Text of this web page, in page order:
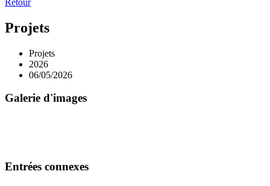
Projets
Projets
2026
06/05/2026
Galerie d'images
Entrées connexes